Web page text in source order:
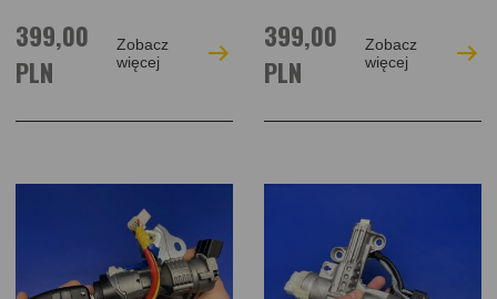
399,00
PLN
Zobacz
więcej
399,00
PLN
Zobacz
więcej